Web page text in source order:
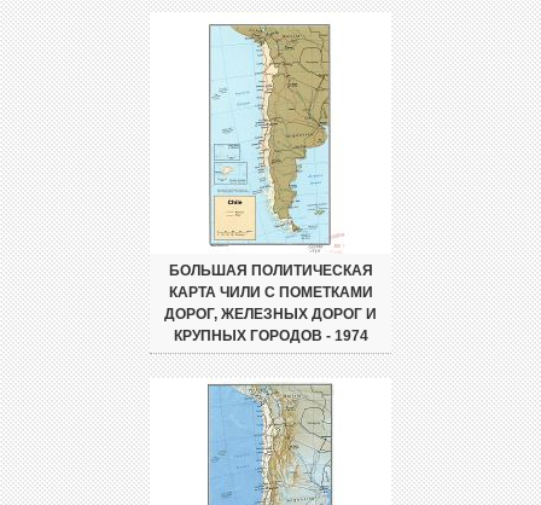
БОЛЬШАЯ ПОЛИТИЧЕСКАЯ
КАРТА ЧИЛИ С ПОМЕТКАМИ
ДОРОГ, ЖЕЛЕЗНЫХ ДОРОГ И
КРУПНЫХ ГОРОДОВ - 1974